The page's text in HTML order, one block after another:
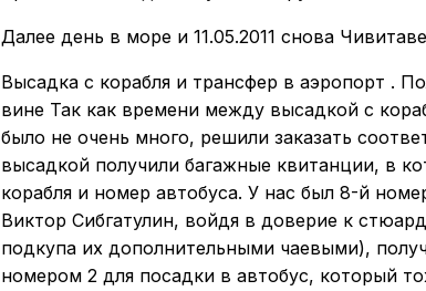
Далее день в море и 11.05.2011 снова
Высадка с корабля и трансфер в аэропорт .
вине Так как времени между высадкой с
было не очень много, решили заказать
высадкой получили багажные квитанции, в
корабля и номер автобуса. У нас был 8-й
Виктор Сибгатулин, войдя в доверие к
подкупа их дополнительными чаевыми),
номером 2 для посадки в автобус, который